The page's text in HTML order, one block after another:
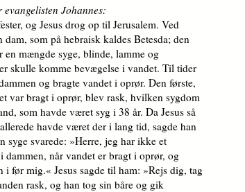
Johannes:
og Jesus drog op til Jerusalem. Ved
som på hebraisk kaldes Betesda; den
en mængde syge, blinde, lamme og
skulle komme bevægelse i vandet. Til tider
og bragte vandet i oprør. Den første,
var bragt i oprør, blev rask, hvilken sygdom
som havde været syg i 38 år. Da Jesus så
havde været der i lang tid, sagde han
svarede: »Herre, jeg har ikke et
når vandet er bragt i oprør, og
i før mig.« Jesus sagde til ham: »Rejs dig, tag
rask, og han tog sin båre og gik